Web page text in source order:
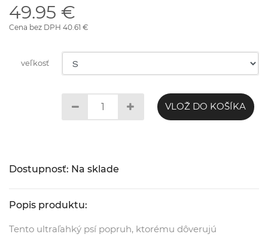
49.95 €
Cena bez DPH 40.61 €
veľkosť
VLOŽ DO KOŠÍKA
Dostupnosť: Na sklade
Popis produktu:
Tento ultraľahký psí popruh, ktorému dôverujú